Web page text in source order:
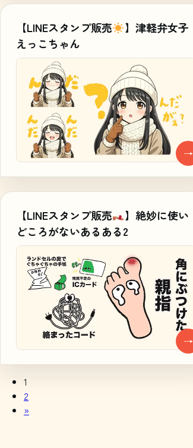
【LINEスタンプ販売
】津軽弁女子
えっこちゃん
→
【LINEスタンプ販売
】絶妙に使い
どころがないあるある2
→
1
2
»